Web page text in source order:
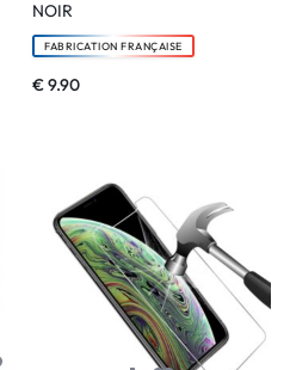
NOIR
FABRICATION FRANÇAISE
€9.90